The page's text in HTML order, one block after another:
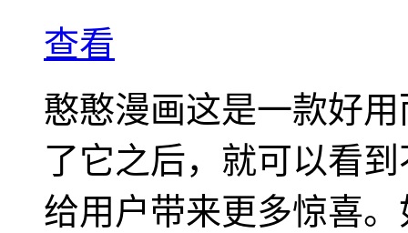
查看
憨憨漫画这是一款好
了它之后，就可以看
给用户带来更多惊喜